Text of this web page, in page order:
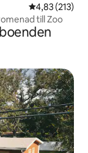
4,83 av 5 i
4,83 (213)
till Zoo